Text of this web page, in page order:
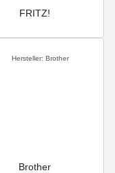
FRITZ!
Brother